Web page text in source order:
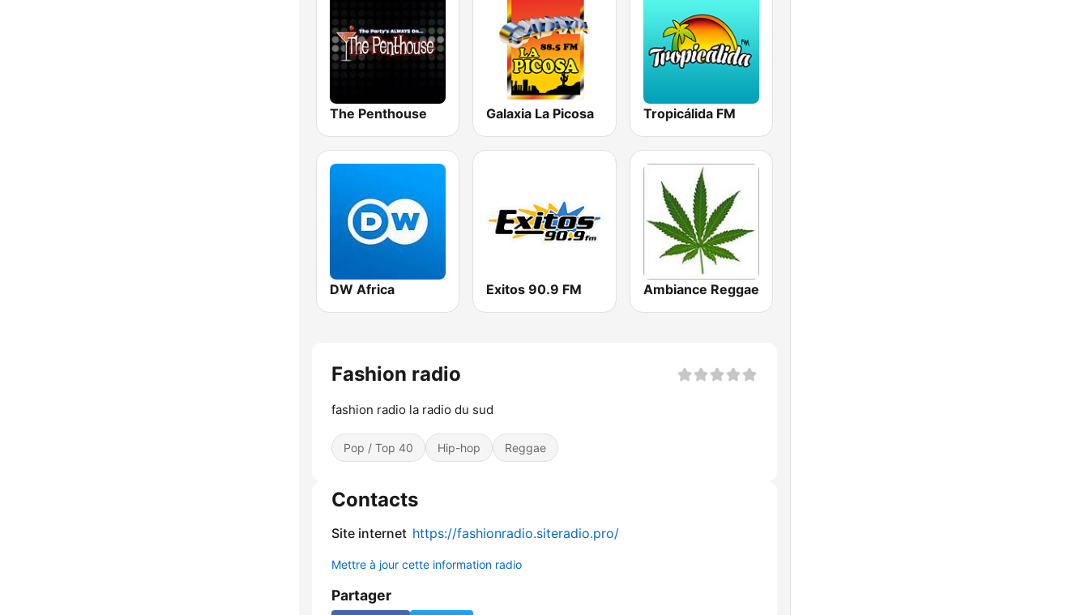
The Penthouse Galaxia La Picosa Tropicálida FM
DW Africa Exitos 90.9 FM Ambiance Reggae
Fashion radio
fashion radio la radio du sud
Pop / Top 40 Hip-hop Reggae
Contacts
Site internet https://fashionradio.siteradio.pro/
Mettre à jour cette information radio
Partager